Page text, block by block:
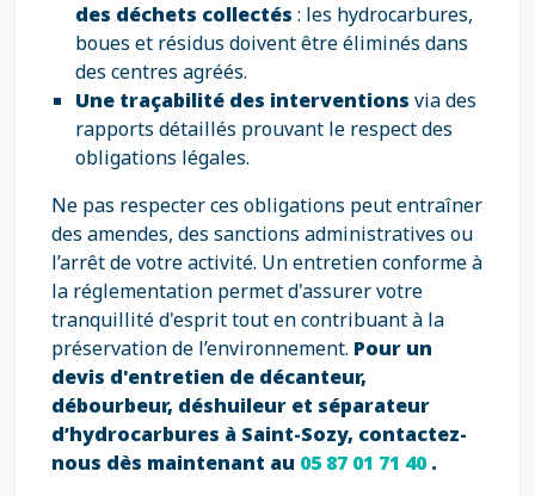
des déchets collectés : les hydrocarbures,
boues et résidus doivent être éliminés dans
des centres agréés.
Une traçabilité des interventions via des
rapports détaillés prouvant le respect des
obligations légales.
Ne pas respecter ces obligations peut entraîner
des amendes, des sanctions administratives ou
l’arrêt de votre activité. Un entretien conforme à
la réglementation permet d'assurer votre
tranquillité d'esprit tout en contribuant à la
préservation de l’environnement. Pour un
devis d'entretien de décanteur,
débourbeur, déshuileur et séparateur
d’hydrocarbures à Saint-Sozy, contactez-
nous dès maintenant au 05 87 01 71 40.